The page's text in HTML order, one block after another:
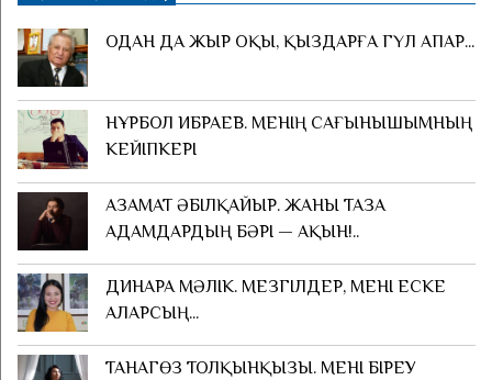
ОДАН ДА ЖЫР ОҚЫ, ҚЫЗДАРҒА ГҮЛ АПАР...
НҰРБОЛ ИБРАЕВ. МЕНІҢ САҒЫНЫШЫМНЫҢ
КЕЙІПКЕРІ
АЗАМАТ ӘБІЛҚАЙЫР. ЖАНЫ ТАЗА
АДАМДАРДЫҢ БӘРІ — АҚЫН!..
ДИНАРА МӘЛІК. МЕЗГІЛДЕР, МЕНІ ЕСКЕ
АЛАРСЫҢ...
ТАНАГӨЗ ТОЛҚЫНҚЫЗЫ. МЕНІ БІРЕУ